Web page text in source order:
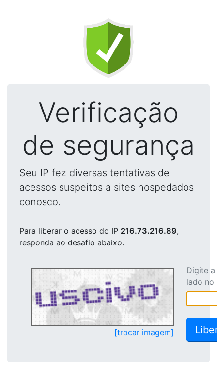
Verificação
de segurança
Seu IP fez diversas tentativas de
acessos suspeitos a sites hospedados
conosco.
Para liberar o acesso do IP 216.73.216.89,
responda ao desafio abaixo.
[trocar imagem]
Digite
lado no